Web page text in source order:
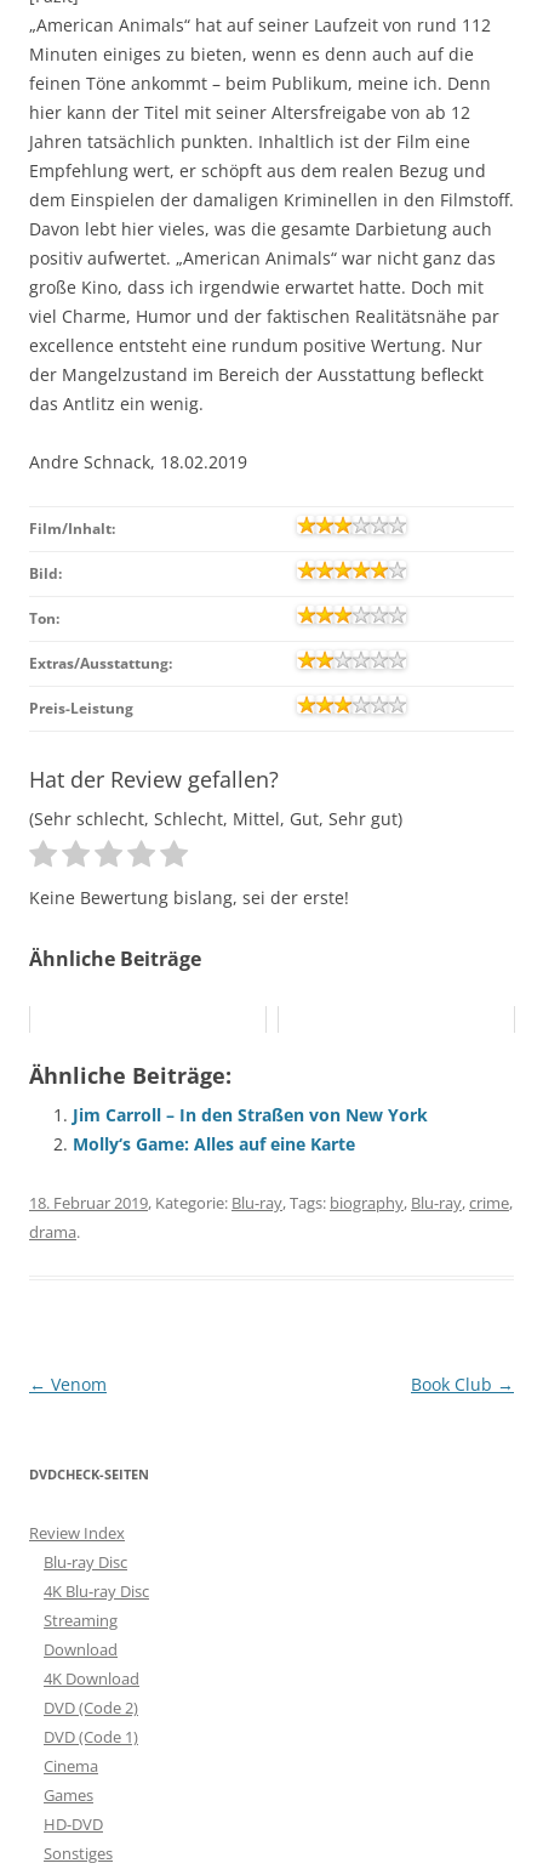
„American Animals“ hat auf seiner Laufzeit von rund 112
Minuten einiges zu bieten, wenn es denn auch auf die
feinen Töne ankommt – beim Publikum, meine ich. Denn
hier kann der Titel mit seiner Altersfreigabe von ab 12
Jahren tatsächlich punkten. Inhaltlich ist der Film eine
Empfehlung wert, er schöpft aus dem realen Bezug und
dem Einspielen der damaligen Kriminellen in den Filmstoff.
Davon lebt hier vieles, was die gesamte Darbietung auch
positiv aufwertet. „American Animals“ war nicht ganz das
große Kino, dass ich irgendwie erwartet hatte. Doch mit
viel Charme, Humor und der faktischen Realitätsnähe par
excellence entsteht eine rundum positive Wertung. Nur
der Mangelzustand im Bereich der Ausstattung befleckt
das Antlitz ein wenig.
Andre Schnack, 18.02.2019
Film/Inhalt:
Bild:
Ton:
Extras/Ausstattung:
Preis-Leistung
Hat der Review gefallen?
(Sehr schlecht, Schlecht, Mittel, Gut, Sehr gut)
Keine Bewertung bislang, sei der erste!
Ähnliche Beiträge
Ähnliche Beiträge:
Jim Carroll – In den Straßen von New York
Molly‘s Game: Alles auf eine Karte
18. Februar 2019, Kategorie: Blu-ray, Tags: biography, Blu-ray,crime,
drama.
Beitragsnavigation
← Venom Book Club →
DVDCHECK-SEITEN
Review Index
Blu-ray Disc
4K Blu-ray Disc
Streaming
Download
4K Download
DVD (Code 2)
DVD (Code 1)
Cinema
Games
HD-DVD
Sonstiges